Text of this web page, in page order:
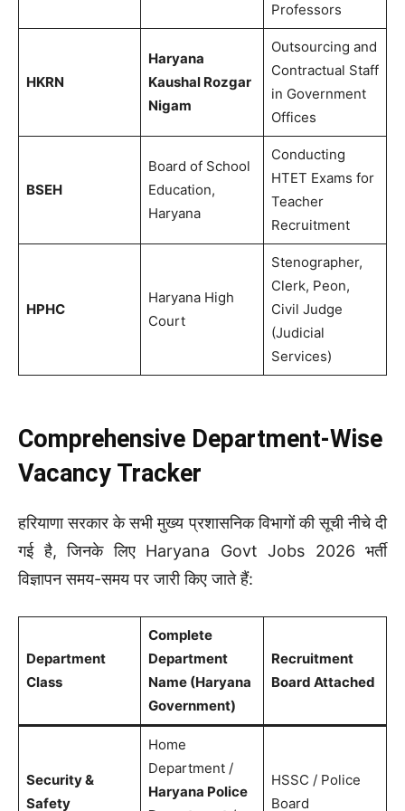
Professors
HKRN
Haryana
Kaushal Rozgar
Nigam
Outsourcing and
Contractual Staff
in Government
Offices
BSEH
Board of School
Education,
Haryana
Conducting
HTET Exams for
Teacher
Recruitment
HPHC
Haryana High
Court
Stenographer,
Clerk, Peon,
Civil Judge
(Judicial
Services)
Comprehensive Department-Wise
Vacancy Tracker
हरियाणा सरकार के सभी मुख्य प्रशासनिक विभागों की सूची नीचे दी
गई है, जिनके लिए Haryana Govt Jobs 2026 भर्ती
विज्ञापन समय-समय पर जारी किए जाते हैं:
Department
Class
Complete
Department
Name (Haryana
Government)
Recruitment
Board Attached
Security &
Safety
Home
Department /
Haryana Police
HSSC / Police
Board